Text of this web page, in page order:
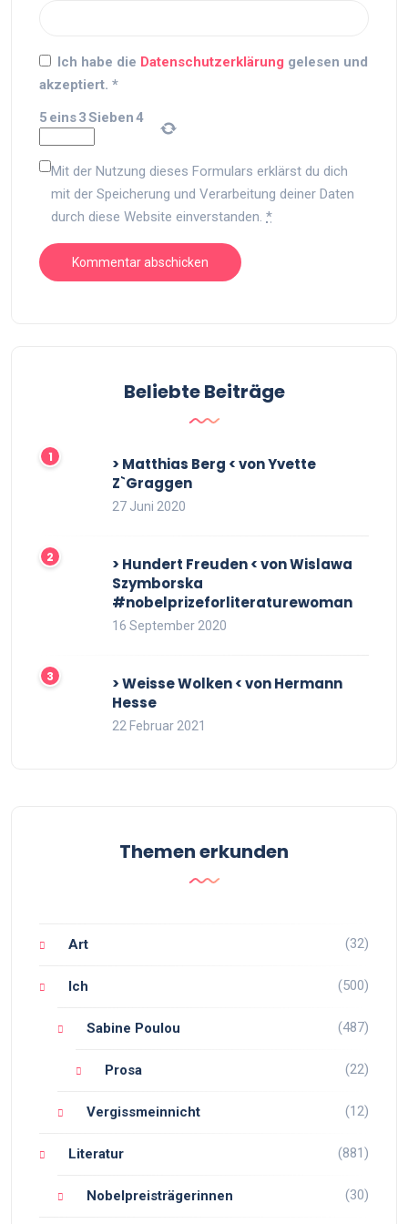
Ich habe die Datenschutzerklärung gelesen und
akzeptiert. *
5 eins3Sieben4
Mit der Nutzung dieses Formulars erklärst du dich
mit der Speicherung und Verarbeitung deiner Daten
durch diese Website einverstanden. *
Beliebte Beiträge
> Matthias Berg < von Yvette
Z`Graggen
27 Juni 2020
> Hundert Freuden < von Wislawa
Szymborska
#nobelprizeforliteraturewoman
16 September 2020
> Weisse Wolken < von Hermann
Hesse
22 Februar 2021
Themen erkunden
Art (32)
Ich (500)
Sabine Poulou (487)
Prosa (22)
Vergissmeinnicht (12)
Literatur (881)
Nobelpreisträgerinnen (30)